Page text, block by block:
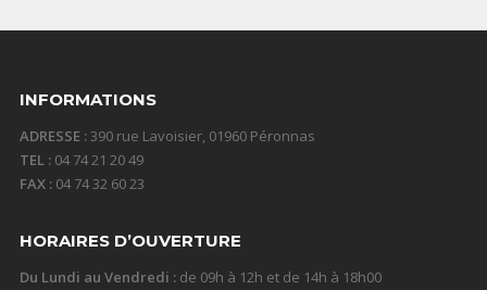
INFORMATIONS
ADRESSE :390 rue Lavoisier, 01960 Péronnas
TEL :04 74 21 20 49
FAX :04 74 32 60 23
HORAIRES D’OUVERTURE
Du Lundi au Vendredi :de 09h à 12h et de 14h à 18h00